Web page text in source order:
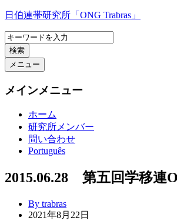
コ
テ
ン
ツ
ス
日伯連帯研究所「ONG Trabras」
検索
メニュー
メインメニュー
ホーム
研究所メンバー
問い合わせ
Português
2015.06.28 第五回学移連
By trabras
2021年8月22日